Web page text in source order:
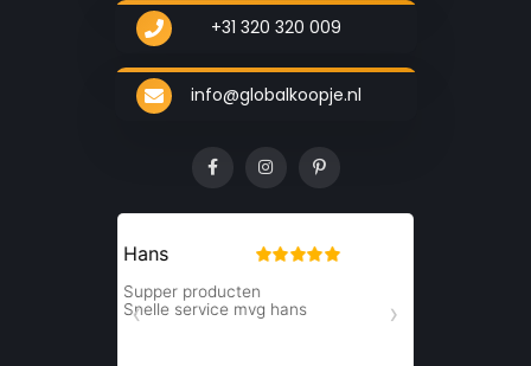
+31 320 320 009
info@globalkoopje.nl